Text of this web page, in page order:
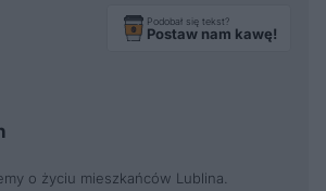
Podobał się tekst?
Postaw nam kawę!
o życiu mieszkańców Lublina.